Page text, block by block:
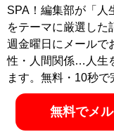
SPA！編集部が「人
をテーマに厳選した
週金曜日にメールで
性・人間関係…人生
ます。無料・10秒で
無料でメ